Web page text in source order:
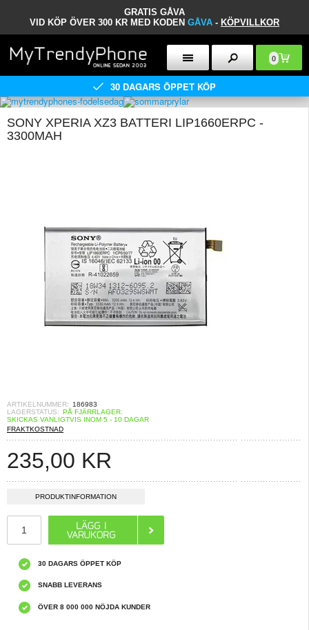
GRATIS GÅVA
VID KÖP ÖVER 300 KR MED KODEN GÅVA - KÖPVILLKOR
0
30 DAGARS ÖPPET KÖP
SONY XPERIA XZ3 BATTERI LIP1660ERPC -
3300MAH
ARTIKELNUMMER:
186983
LAGERSTATUS: PÅ FJÄRRLAGER.
SKICKAS VANLIGTVIS INOM 5 - 10 DAGAR
FRAKTKOSTNAD
235,00 KR
PRODUKTINFORMATION
30 DAGARS ÖPPET KÖP
SNABB LEVERANS
ÖVER 8 000 000 NÖJDA KUNDER